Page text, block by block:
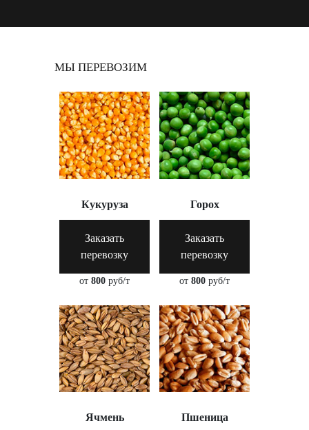
МЫ ПЕРЕВОЗИМ
Кукуруза
Заказать
перевозку
от 800 руб/т
Горох
Заказать
перевозку
от 800 руб/т
Ячмень Пшеница